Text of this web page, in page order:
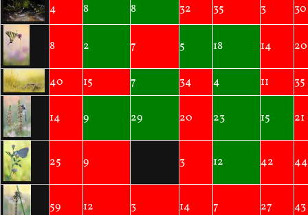
4 8 8 32 35 3 30
8 2 7 5 18 14 20
40 15 7 34 4 11 35
14 9 29 20 23 15 21
25 9 3 12 42 44
59 12 3 14 7 27 43